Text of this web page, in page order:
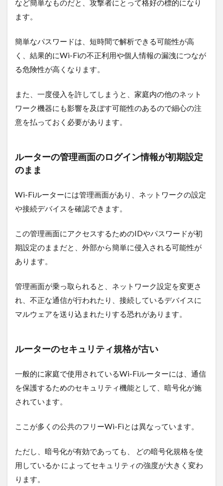
ワー
自動
接続
する
5.4
公共
グイ
ンや
決済
5.5
用す
る
6
人
向
け
Wi-
ケ
Wi-
Fi
7
め：
Wi-
便利
さと
安全
を両
など簡単なものだと、攻撃者にとって格好の標的になり
ます。
簡単なパスワードは、短時間で解析できる可能性が高
く、結果的にWi-Fiの不正利用や個人情報の漏洩につなが
る危険性が高くなります。
また、一度侵入を許してしまうと、家庭内の他のネット
ワーク機器にも影響を及ぼす可能性のあるので細心の注
意を払っておく必要があります。
ルーターの管理画面のログイン情報が初期設定
のまま
Wi-Fiルーターには管理画面があり、ネットワークの設定
や接続デバイスを確認できます。
この管理画面にアクセスするためのIDやパスワードが初
期設定のままだと、外部から簡単に侵入される可能性が
あります。
管理画面が乗っ取られると、ネットワーク設定を変更さ
れ、不正な通信が行われたり、接続しているデバイスに
マルウェアを送り込まれたりする恐れがあります。
ルーターのセキュリティ規格が古い
一般的に家庭で使用されているWi-Fiルーターには、通信
を保護するためのセキュリティ機能として、暗号化が施
されています。
ここが多くの公共のフリーWi-Fiとは異なっています。
ただし、暗号化が有効であっても、 どの暗号化規格を使
用しているか によってセキュリティの強度が大きく変わ
ります。